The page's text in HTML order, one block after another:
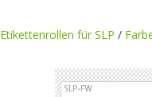
Etikettenrollen für SLP /